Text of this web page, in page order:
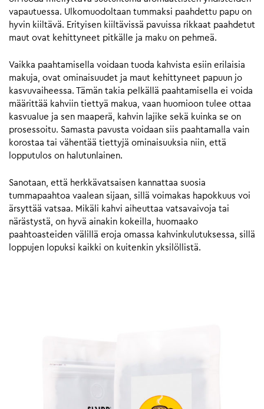
vapautuessa. Ulkomuodoltaan tummaksi paahdettu papu on
hyvin kiiltävä. Erityisen kiiltävissä pavuissa rikkaat paahdetut
maut ovat kehittyneet pitkälle ja maku on pehmeä.
Vaikka paahtamisella voidaan tuoda kahvista esiin erilaisia
makuja, ovat ominaisuudet ja maut kehittyneet papuun jo
kasvuvaiheessa. Tämän takia pelkällä paahtamisella ei voida
määrittää kahviin tiettyä makua, vaan huomioon tulee ottaa
kasvualue ja sen maaperä, kahvin lajike sekä kuinka se on
prosessoitu. Samasta pavusta voidaan siis paahtamalla vain
korostaa tai vähentää tiettyjä ominaisuuksia niin, että
lopputulos on halutunlainen.
Sanotaan, että herkkävatsaisen kannattaa suosia
tummapaahtoa vaalean sijaan, sillä voimakas hapokkuus voi
ärsyttää vatsaa. Mikäli kahvi aiheuttaa vatsavaivoja tai
närästystä, on hyvä ainakin kokeilla, huomaako
paahtoasteiden välillä eroja omassa kahvinkulutuksessa, sillä
loppujen lopuksi kaikki on kuitenkin yksilöllistä.